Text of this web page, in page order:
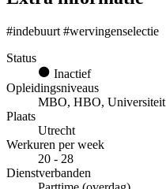
#indebuurt #wervingenselectie
Status
Inactief
Opleidingsniveaus
MBO, HBO, Universiteit
Plaats
Utrecht
Werkuren per week
20 - 28
Dienstverbanden